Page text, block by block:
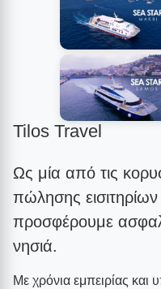
Tilos Travel
Ως μία από τις
πώλησης
προσφέρουμε
νησιά.
Με χρόνια εμπειρίας και